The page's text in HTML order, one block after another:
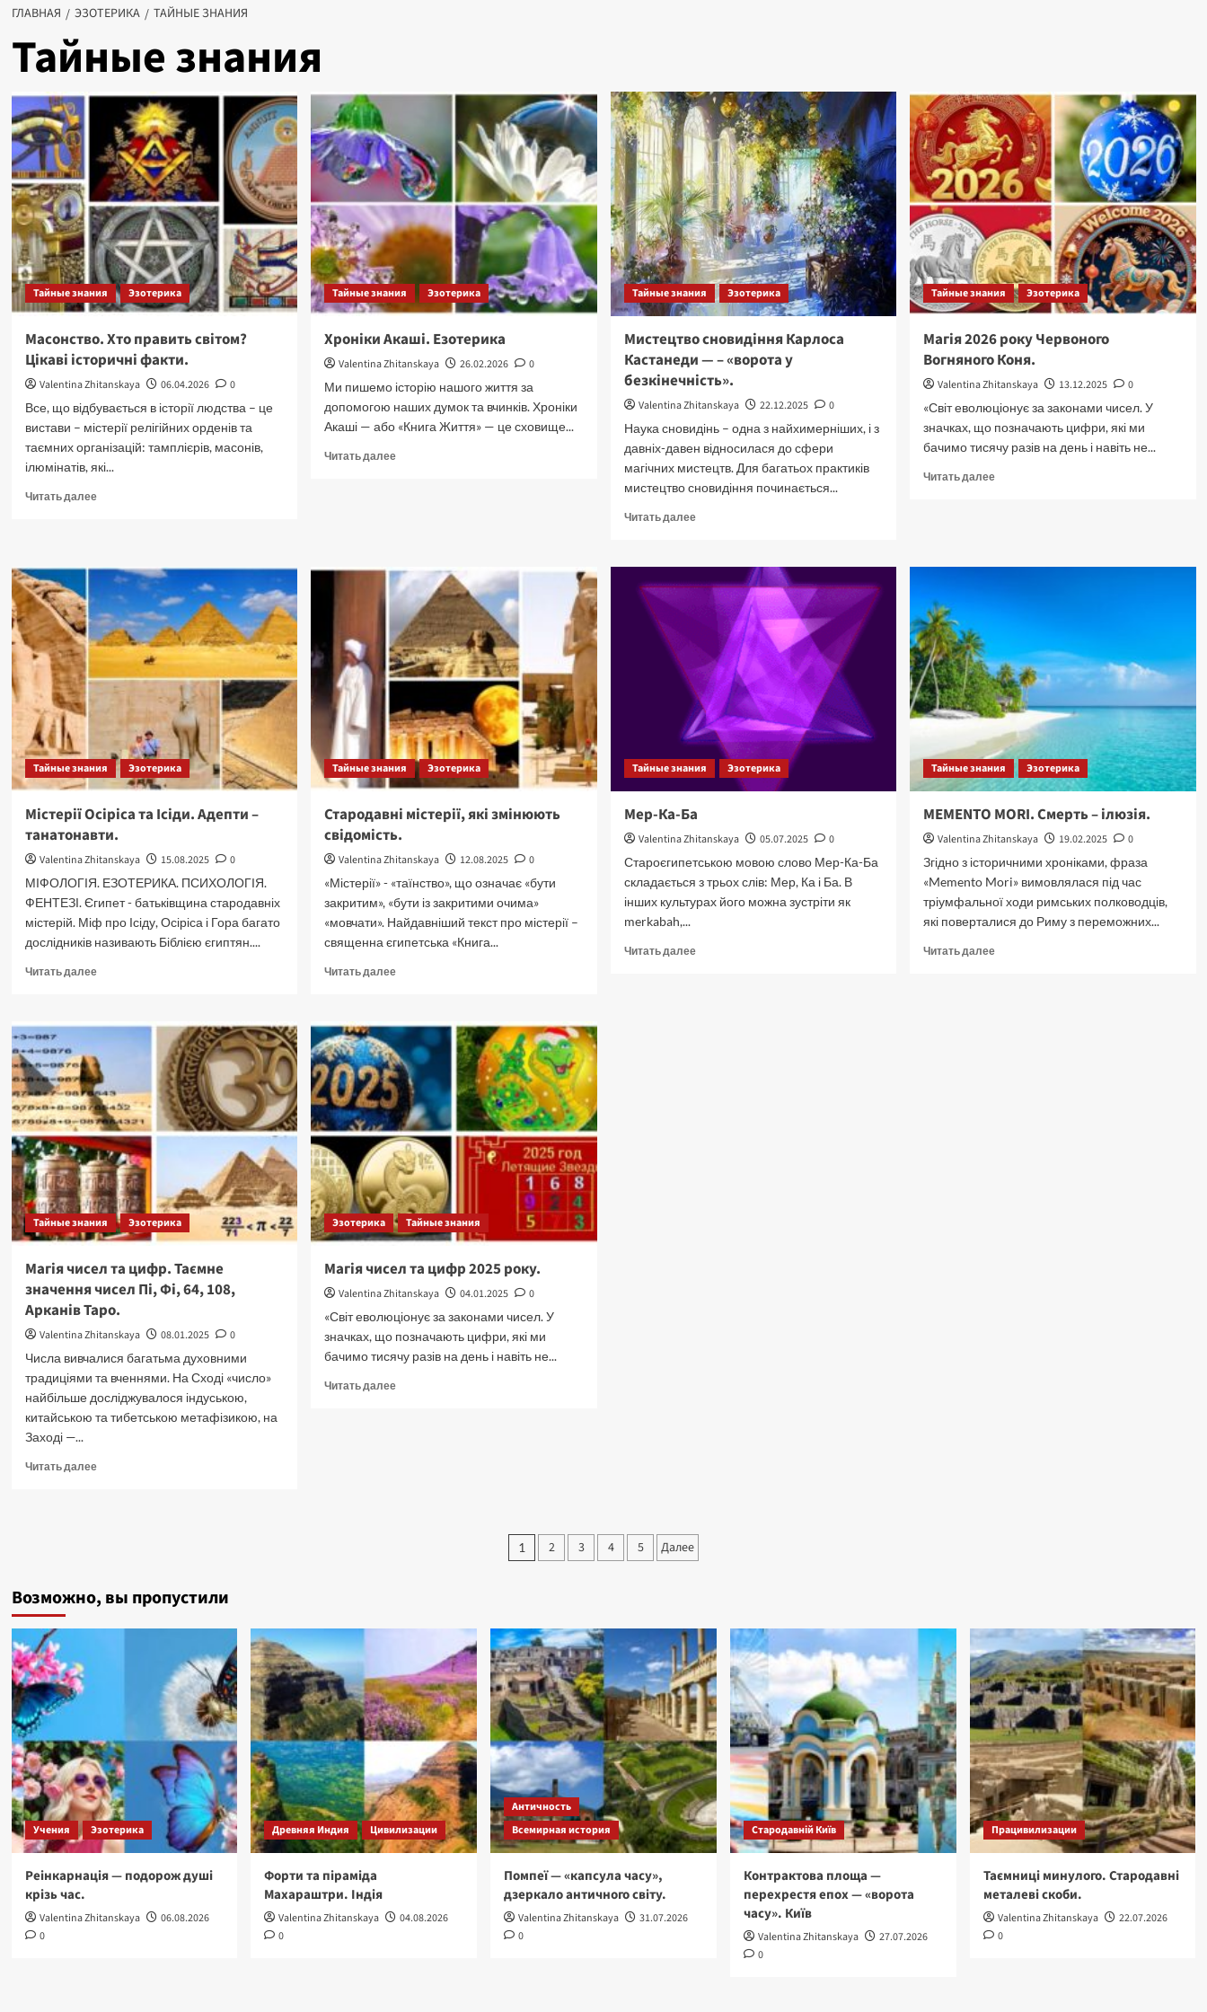
ГЛАВНАЯ ЭЗОТЕРИКА ТАЙНЫЕ ЗНАНИЯ
Тайные знания
Тайные знания Эзотерика
Масонство. Хто править світом?
Цікаві історичні факти.
Valentina Zhitanskaya 06.04.2026
0
Все, що відбувається в історії людства – це
вистави – містерії релігійних орденів та
таємних організацій: тамплієрів, масонів,
ілюмінатів, які...
Читать далееПрочитать
править
світом?
Цікаві
історичні
факти.
Тайные знания Эзотерика
Хроніки Акаші. Езотерика
Valentina Zhitanskaya 26.02.2026
0
Ми пишемо історію нашого життя за
допомогою наших думок та вчинків. Хроніки
Акаші — або «Книга Життя» — це сховище...
Читать далееПрочитать
Тайные знания Эзотерика
Мистецтво сновидіння Карлоса
Кастанеди — – «ворота у
безкінечність».
Valentina Zhitanskaya 22.12.2025
0
Наука сновидінь – одна з найхимерніших, і з
давніх-давен відносилася до сфери
магічних мистецтв. Для багатьох практиків
мистецтво сновидіння починається...
Читать далееПрочитать
Мистецтво
сновидіння
Карлоса
Кастанеди
«ворота
безкінечність».
Тайные знания Эзотерика
Магія 2026 року Червоного
Вогняного Коня.
Valentina Zhitanskaya 13.12.2025
0
«Світ еволюціонує за законами чисел. У
значках, що позначають цифри, які ми
бачимо тисячу разів на день і навіть не...
Читать далееПрочитать
Тайные знания Эзотерика
Містерії Осіріса та Ісіди. Адепти –
танатонавти.
Valentina Zhitanskaya 15.08.2025
0
МІФОЛОГІЯ. ЕЗОТЕРИКА. ПСИХОЛОГІЯ.
ФЕНТЕЗІ. Єгипет - батьківщина стародавніх
містерій. Міф про Ісіду, Осіріса і Гора багато
дослідників називають Біблією єгиптян....
Читать далееПрочитать
та
Ісіди.
Адепти
–
танатонавти.
Тайные знания Эзотерика
Стародавні містерії, які змінюють
свідомість.
Valentina Zhitanskaya 12.08.2025
0
«Містерії» - «таїнство», що означає «бути
закритим», «бути із закритими очима»
«мовчати». Найдавніший текст про містерії –
священна єгипетська «Книга...
Читать далееПрочитать
містерії,
які
змінюють
свідомість.
Тайные знания Эзотерика
Мер-Ка-Ба
Valentina Zhitanskaya 05.07.2025
0
Староєгипетською мовою слово Мер-Ка-Ба
складається з трьох слів: Мер, Ка і Ба. В
інших культурах його можна зустріти як
merkabah,...
Читать далееПрочитать
Тайные знания Эзотерика
MEMENTO MORI. Смерть – ілюзія.
Valentina Zhitanskaya 19.02.2025
0
Згідно з історичними хроніками, фраза
«Memento Mori» вимовлялася під час
тріумфальної ходи римських полководців,
які поверталися до Риму з переможних...
Читать далееПрочитать
Тайные знания Эзотерика
Магія чисел та цифр. Таємне
значення чисел Пі, Фі, 64, 108,
Арканів Таро.
Valentina Zhitanskaya 08.01.2025
0
Числа вивчалися багатьма духовними
традиціями та вченнями. На Сході «число»
найбільше досліджувалося індуською,
китайською та тибетською метафізикою, на
Заході —...
Читать далееПрочитать
значення
Эзотерика Тайные знания
Магія чисел та цифр 2025 року.
Valentina Zhitanskaya 04.01.2025
0
«Світ еволюціонує за законами чисел. У
значках, що позначають цифри, які ми
бачимо тисячу разів на день і навіть не...
Читать далееПрочитать
Пагинация
1 2 3 4 5 Далее
Возможно, вы пропустили
Учения Эзотерика
Реінкарнація — подорож душі
крізь час.
Valentina Zhitanskaya
06.08.2026
0
Древняя Индия Цивилизации
Форти та піраміда
Махараштри. Індія
Valentina Zhitanskaya
04.08.2026
0
Античность
Всемирная история
Помпеї — «капсула часу»,
дзеркало античного світу.
Valentina Zhitanskaya
31.07.2026
0
Стародавній Київ
Контрактова площа —
перехрестя епох — «ворота
часу». Київ
Valentina Zhitanskaya
27.07.2026
0
Працивилизации
Таємниці минулого. Стародавні
металеві скоби.
Valentina Zhitanskaya
22.07.2026
0